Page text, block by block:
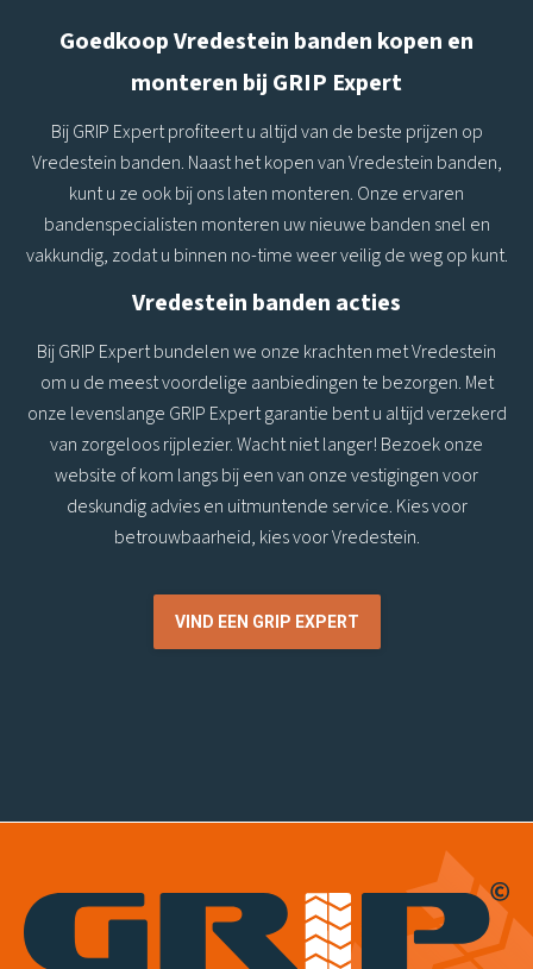
Goedkoop Vredestein banden kopen en
monteren bij GRIP Expert
Bij GRIP Expert profiteert u altijd van de beste prijzen op
Vredestein banden. Naast het kopen van Vredestein banden,
kunt u ze ook bij ons laten monteren. Onze ervaren
bandenspecialisten monteren uw nieuwe banden snel en
vakkundig, zodat u binnen no-time weer veilig de weg op kunt.
Vredestein banden acties
Bij GRIP Expert bundelen we onze krachten met Vredestein
om u de meest voordelige aanbiedingen te bezorgen. Met
onze levenslange GRIP Expert garantie bent u altijd verzekerd
van zorgeloos rijplezier. Wacht niet langer! Bezoek onze
website of kom langs bij een van onze vestigingen voor
deskundig advies en uitmuntende service. Kies voor
betrouwbaarheid, kies voor Vredestein.
VIND EEN GRIP EXPERT